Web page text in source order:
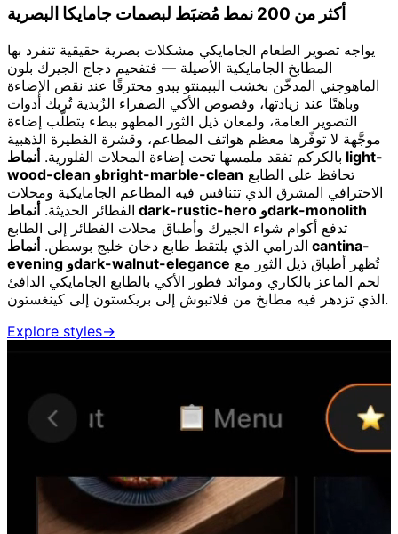
أكثر من 200 نمط مُضبَط لبصمات جامايكا البصرية
يواجه تصوير الطعام الجامايكي مشكلات بصرية حقيقية تنفرد بها
المطابخ الجامايكية الأصيلة — فتفحيم دجاج الجيرك بلون
الماهوجني المدخّن بخشب البيمنتو يبدو محترقًا عند نقص الإضاءة
وباهتًا عند زيادتها، وفصوص الأكي الصفراء الزُبدية تُربك أدوات
التصوير العامة، ولمعان ذيل الثور المطهو ببطء يتطلّب إضاءة
موجَّهة لا توفّرها معظم هواتف المطاعم، وقشرة الفطيرة الذهبية
بالكركم تفقد ملمسها تحت إضاءة المحلات الفلورية. أنماط light-
wood-clean وbright-marble-clean
الاحترافي المشرق الذي تتنافس فيه المطاعم الجامايكية ومحلات
الفطائر الحديثة.
أنماط dark-rustic-hero وdark-monolith
تدفع أكوام شواء الجيرك وأطباق محلات الفطائر إلى الطابع
الدرامي الذي يلتقط طابع دخان خليج بوسطن. أنماط cantina-
evening وdark-walnut-elegance
لحم الماعز بالكاري وموائد فطور الأكي بالطابع الجامايكي الدافئ
الذي تزدهر فيه مطابخ من فلاتبوش إلى بريكستون إلى كينغستون.
Explore styles→